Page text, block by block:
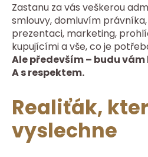
Zastanu za vás veškerou
smlouvy, domluvím
prezentaci, marketing,
kupujícími a vše, co je
Ale především – budu vám
A s respektem.
Realiťák,
vyslechne